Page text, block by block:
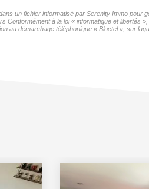
un fichier informatisé par Serenity Immo
Conformément à la loi « informatique et
au démarchage téléphonique « Bloctel », sur